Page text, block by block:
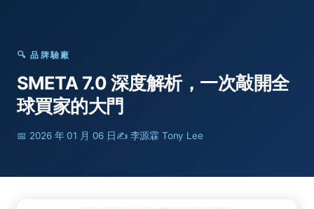
🔍 品牌驗廠
SMETA 7.0 深度解析，一次敲開全
球買家的大門
📅 2026 年 01 月 06 日✍️ 李源霖 Tony Lee